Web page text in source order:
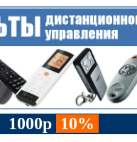
1000р 10%